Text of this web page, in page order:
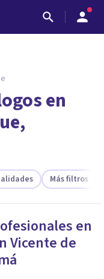
el
te ofreceremos
a tus
en
Más filtros
en
Vicente de